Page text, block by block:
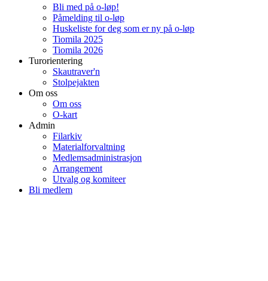
Bli med på o-løp!
Påmelding til o-løp
Huskeliste for deg som er ny på o-løp
Tiomila 2025
Tiomila 2026
Turorientering
Skautraver'n
Stolpejakten
Om oss
Om oss
O-kart
Admin
Filarkiv
Materialforvaltning
Medlemsadministrasjon
Arrangement
Utvalg og komiteer
Bli medlem